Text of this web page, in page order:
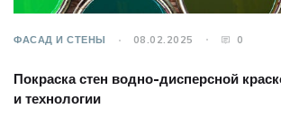
ФАСАД И СТЕНЫ 08.02.2025 0
Покраска стен водно-дисперсной
и технологии